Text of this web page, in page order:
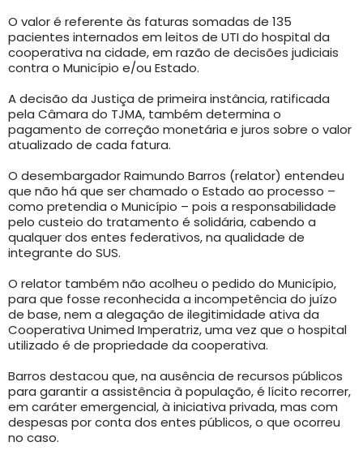
O valor é referente às faturas somadas de 135
pacientes internados em leitos de UTI do hospital da
cooperativa na cidade, em razão de decisões judiciais
contra o Município e/ou Estado.
A decisão da Justiça de primeira instância, ratificada
pela Câmara do TJMA, também determina o
pagamento de correção monetária e juros sobre o valor
atualizado de cada fatura.
O desembargador Raimundo Barros (relator) entendeu
que não há que ser chamado o Estado ao processo –
como pretendia o Município – pois a responsabilidade
pelo custeio do tratamento é solidária, cabendo a
qualquer dos entes federativos, na qualidade de
integrante do SUS.
O relator também não acolheu o pedido do Município,
para que fosse reconhecida a incompetência do juízo
de base, nem a alegação de ilegitimidade ativa da
Cooperativa Unimed Imperatriz, uma vez que o hospital
utilizado é de propriedade da cooperativa.
Barros destacou que, na ausência de recursos públicos
para garantir a assistência à população, é lícito recorrer,
em caráter emergencial, à iniciativa privada, mas com
despesas por conta dos entes públicos, o que ocorreu
no caso.